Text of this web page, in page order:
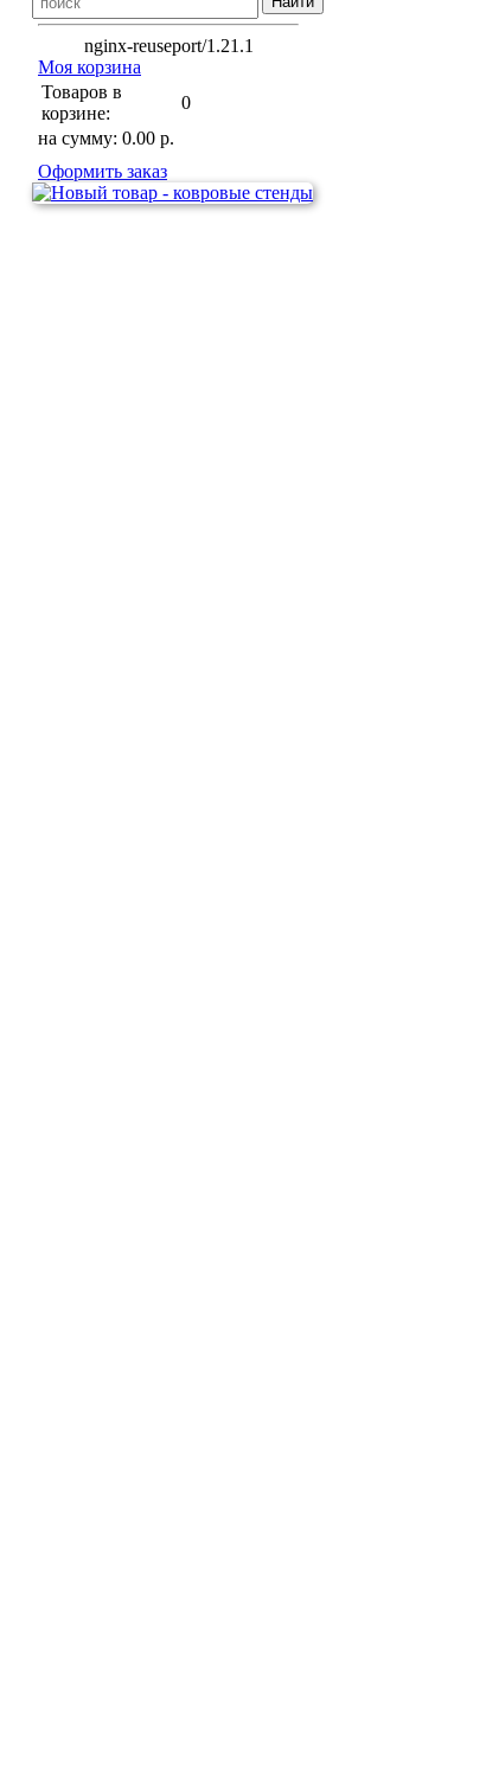
nginx-reuseport/1.21.1
Моя корзина
Товаров в
корзине:
0
на сумму: 0.00 р.
Оформить заказ